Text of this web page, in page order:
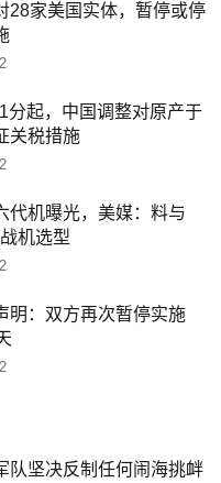
28家美国实体，暂停或停
分起，中国调整对原产于
关税措施
代机曝光，美媒：料与
机选型
明：双方再次暂停实施
队坚决反制任何闹海挑衅